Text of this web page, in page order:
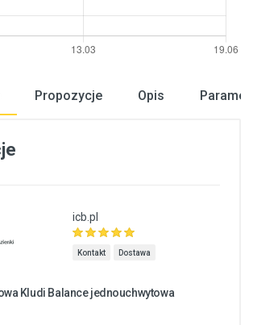
Propozycje Opis
icb.pl
Kontakt Dostawa
Kludi Balance jednouchwytowa